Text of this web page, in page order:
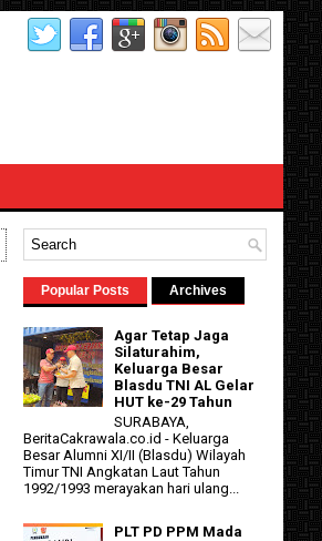
Popular Posts Archives
Agar Tetap Jaga
Silaturahim,
Keluarga Besar
Blasdu TNI AL Gelar
HUT ke-29 Tahun
SURABAYA,
BeritaCakrawala.co.id - Keluarga
Besar Alumni XI/II (Blasdu) Wilayah
Timur TNI Angkatan Laut Tahun
1992/1993 merayakan hari ulang...
PLT PD PPM Mada